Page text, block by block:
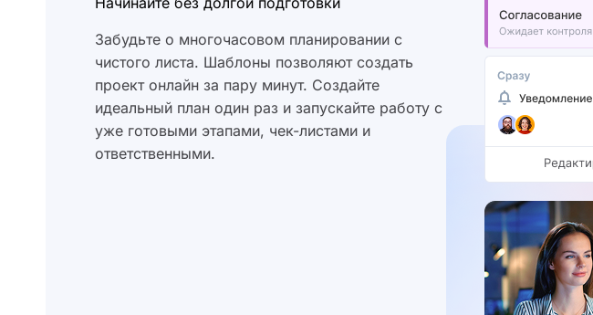
Забудьте о многочасовом планировании с
чистого листа. Шаблоны позволяют создать
проект онлайн за пару минут. Создайте
идеальный план один раз и запускайте работу с
уже готовыми этапами, чек-листами и
ответственными.